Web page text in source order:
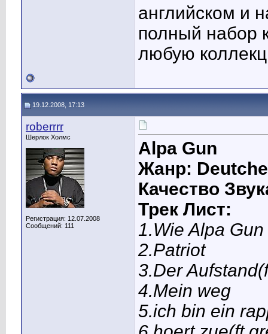
английском и
полный набор
любую
19.12.2008, 17:13
roberrrr
Шерлок Холмс
Регистрация: 12.07.2008
Сообщений: 111
Alpa Gun
Жанр:
Качество
Трек Лист:
1.Wie Alpa Gun
2.Patriot
3.Der
4.Mein weg
5.ich bin ein